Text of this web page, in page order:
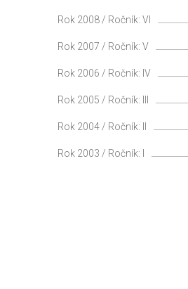
Rok 2008 / Ročník: VI
Rok 2007 / Ročník: V
Rok 2006 / Ročník: IV
Rok 2005 / Ročník: III
Rok 2004 / Ročník: II
Rok 2003 / Ročník: I